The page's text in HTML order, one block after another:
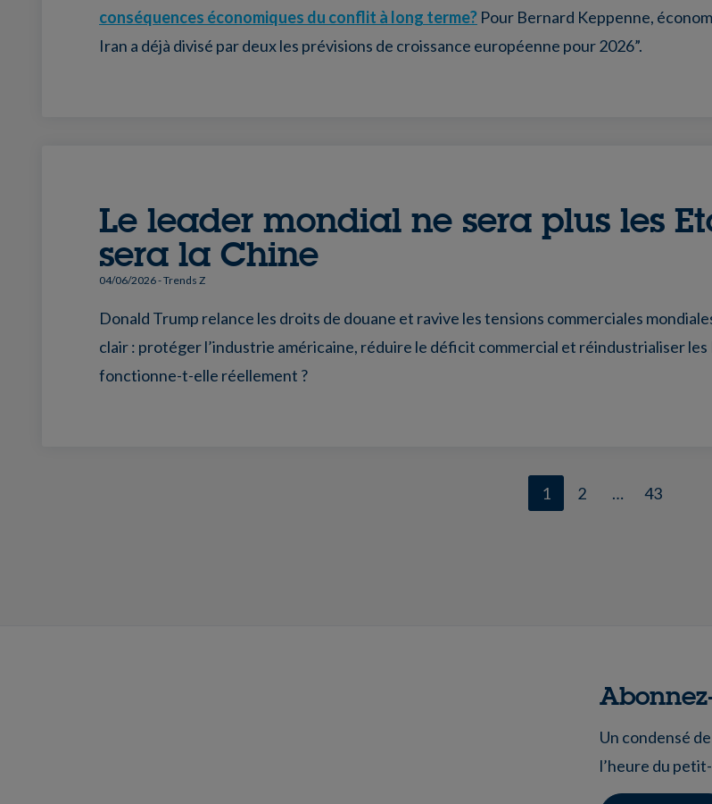
conséquences économiques du conflit à long terme? Pour Bernard Keppenne,
Iran a déjà divisé par deux les prévisions de croissance européenne pour 2026”.
Le leader mondial ne sera plus les
sera la Chine
04/06/2026- Trends Z
Donald Trump relance les droits de douane et ravive les tensions commerciales
clair : protéger l’industrie américaine, réduire le déficit commercial et réindustrialiser
fonctionne-t-elle réellement ?
1 2 … 43
Un condensé
l’heure du